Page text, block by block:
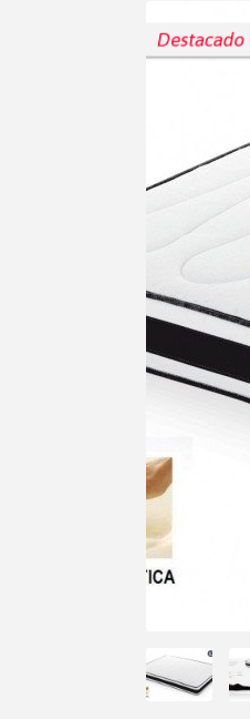
Destacado